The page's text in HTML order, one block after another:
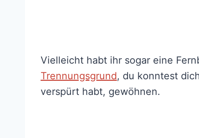
Vielleicht habt ihr sogar eine
Trennungsgrund, du konntest
verspürt habt, gewöhnen.